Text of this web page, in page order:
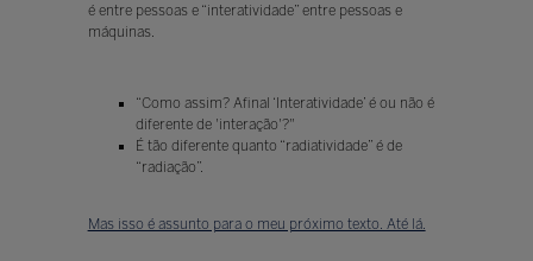
é entre pessoas e “interatividade” entre pessoas e
máquinas.
“Como assim? Afinal ‘Interatividade’ é ou não é
diferente de 'interação'?"
É tão diferente quanto “radiatividade” é de
“radiação”.
Mas isso é assunto para o meu próximo texto. Até lá.